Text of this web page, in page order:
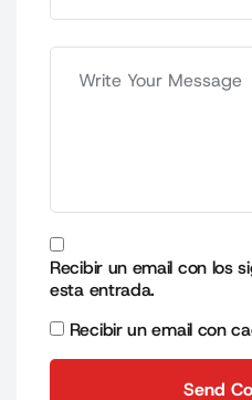
Recibir un email con los
esta entrada.
Recibir un email con
Send